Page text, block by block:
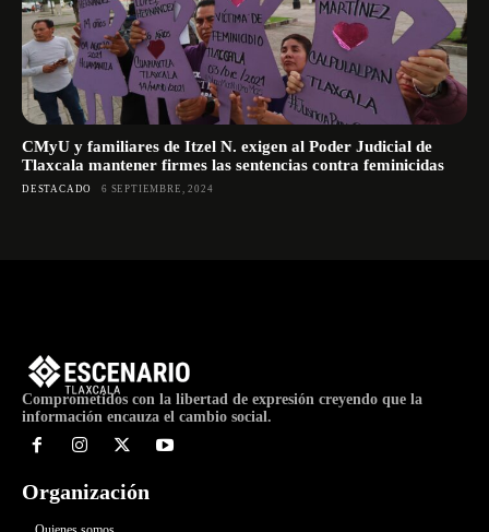
CMyU y familiares de Itzel N. exigen al Poder Judicial de
Tlaxcala mantener firmes las sentencias contra feminicidas
DESTACADO 6 SEPTIEMBRE, 2024
Comprometidos con la libertad de expresión creyendo que la
información encauza el cambio social.
Organización